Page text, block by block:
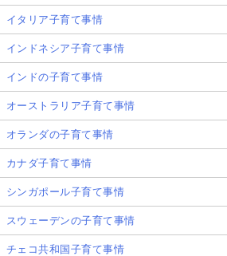
イタリア子育て事情
インドネシア子育て事情
インドの子育て事情
オーストラリア子育て事情
オランダの子育て事情
カナダ子育て事情
シンガポール子育て事情
スウェーデンの子育て事情
チェコ共和国子育て事情